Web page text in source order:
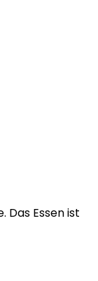
Das Essen ist